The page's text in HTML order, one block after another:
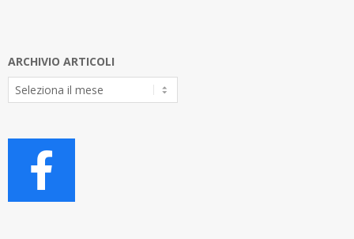
ARCHIVIO ARTICOLI
Archivio
Articoli